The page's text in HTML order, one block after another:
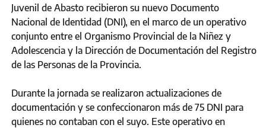
Juvenil de Abasto recibieron su nuevo Documento
Nacional de Identidad (DNI), en el marco de un operativo
conjunto entre el Organismo Provincial de la Niñez y
Adolescencia y la Dirección de Documentación del Registro
de las Personas de la Provincia.
Durante la jornada se realizaron actualizaciones de
documentación y se confeccionaron más de 75 DNI para
quienes no contaban con el suyo. Este operativo en